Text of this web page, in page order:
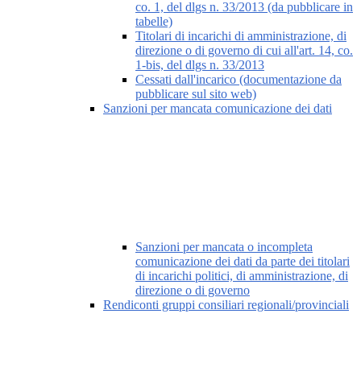
co. 1, del dlgs n. 33/2013 (da pubblicare in
tabelle)
Titolari di incarichi di amministrazione, di
direzione o di governo di cui all'art. 14, co.
1-bis, del dlgs n. 33/2013
Cessati dall'incarico (documentazione da
pubblicare sul sito web)
Sanzioni per mancata comunicazione dei dati
Sanzioni per mancata o incompleta
comunicazione dei dati da parte dei titolari
di incarichi politici, di amministrazione, di
direzione o di governo
Rendiconti gruppi consiliari regionali/provinciali